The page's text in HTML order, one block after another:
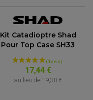
Kit Catadioptre Shad
Pour Top Case SH33
17,44 €
au lieu de 19,38 €